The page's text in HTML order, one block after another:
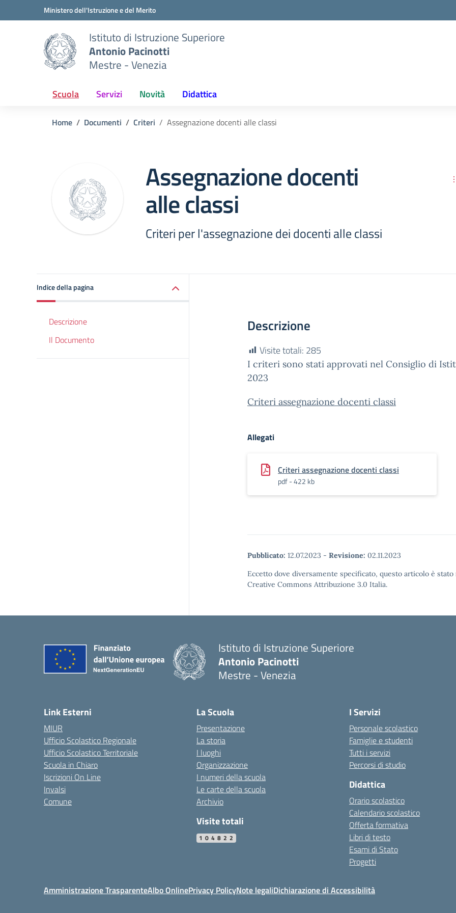
Vai ai contenuti
Vai al menu di navigazioneMinistero dell'Istruzione e del Merito
Istituto di Istruzione Superiore
Antonio Pacinotti
Mestre - Venezia
Scuola Servizi Novità Didattica
Home Documenti Criteri Assegnazione docenti alle classi
Assegnazione docenti
alle classi
Criteri per l'assegnazione dei docenti alle classi
Indice della pagina
Descrizione
Il Documento
Descrizione
Visite totali: 285
I criteri sono stati approvati nel Consiglio di
2023
Criteri assegnazione docenti classi
Allegati
Criteri assegnazione docenti classi
pdf - 422 kb
Pubblicato: 12.07.2023 - Revisione: 02.11.2023
Eccetto dove diversamente specificato, questo articolo è
Creative Commons Attribuzione 3.0 Italia.
Istituto di Istruzione Superiore
Antonio Pacinotti
Mestre - Venezia
Link Esterni
MIUR
Ufficio Scolastico Regionale
Ufficio Scolastico Territoriale
Scuola in Chiaro
Iscrizioni On Line
Invalsi
Comune
La Scuola
Presentazione
La storia
I luoghi
Organizzazione
I numeri della scuola
Le carte della scuola
Archivio
Visite totali
104822
I Servizi
Personale scolastico
Famiglie e studenti
Tutti i servizi
Percorsi di studio
Didattica
Orario scolastico
Calendario scolastico
Offerta formativa
Libri di testo
Esami di Stato
Progetti
Amministrazione TrasparenteAlbo OnlinePrivacy PolicyNote legaliDichiarazione di Accessibilità